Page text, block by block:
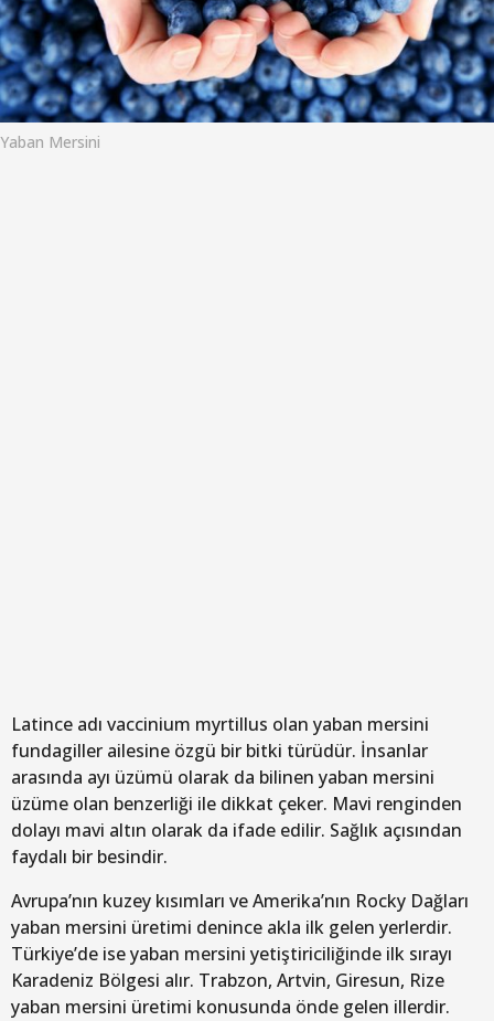
o
Yaban Mersini
Latince adı vaccinium myrtillus olan yaban mersini
fundagiller ailesine özgü bir bitki türüdür. İnsanlar
arasında ayı üzümü olarak da bilinen yaban mersini
üzüme olan benzerliği ile dikkat çeker. Mavi renginden
dolayı mavi altın olarak da ifade edilir. Sağlık açısından
faydalı bir besindir.
Avrupa’nın kuzey kısımları ve Amerika’nın Rocky Dağları
yaban mersini üretimi denince akla ilk gelen yerlerdir.
Türkiye’de ise yaban mersini yetiştiriciliğinde ilk sırayı
Karadeniz Bölgesi alır. Trabzon, Artvin, Giresun, Rize
yaban mersini üretimi konusunda önde gelen illerdir.